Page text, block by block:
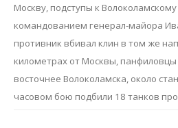
Москву, подступы к
командованием генерал-майора
противник вбивал клин в том же
километрах от Москвы,
восточнее Волоколамска, около
часовом бою подбили 18 танков